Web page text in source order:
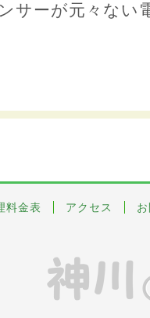
サーが元々ない
料金表 アクセス